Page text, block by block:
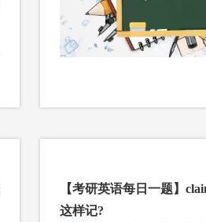
【考研英语每日一题】
这样记?